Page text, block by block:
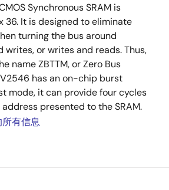
Synchronous SRAM is
36. It is designed to eliminate
turning the bus around
writes, or writes and reads. Thus,
name ZBTTM, or Zero Bus
has an on-chip burst
mode, it can provide four cycles
presented to the SRAM.
有信息